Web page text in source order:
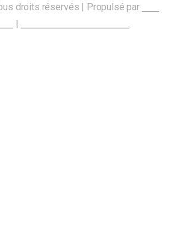
droits réservés | Propulsé par